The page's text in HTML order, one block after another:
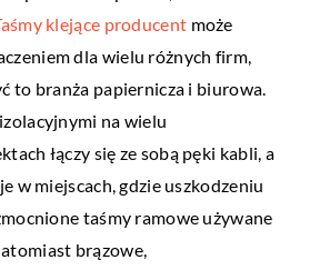
klejące producent może
dla wielu różnych firm,
to branża papiernicza i biurowa.
na wielu
łączy się ze sobą pęki kabli, a
w miejscach, gdzie uszkodzeniu
taśmy ramowe używane
brązowe,